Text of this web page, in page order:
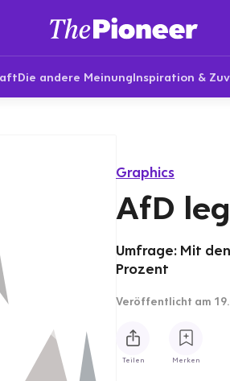
Die andere MeinungInspiration &
Graphics
AfD
Umfrage: Mit
Prozent
Veröffentlicht am
Teilen Merken